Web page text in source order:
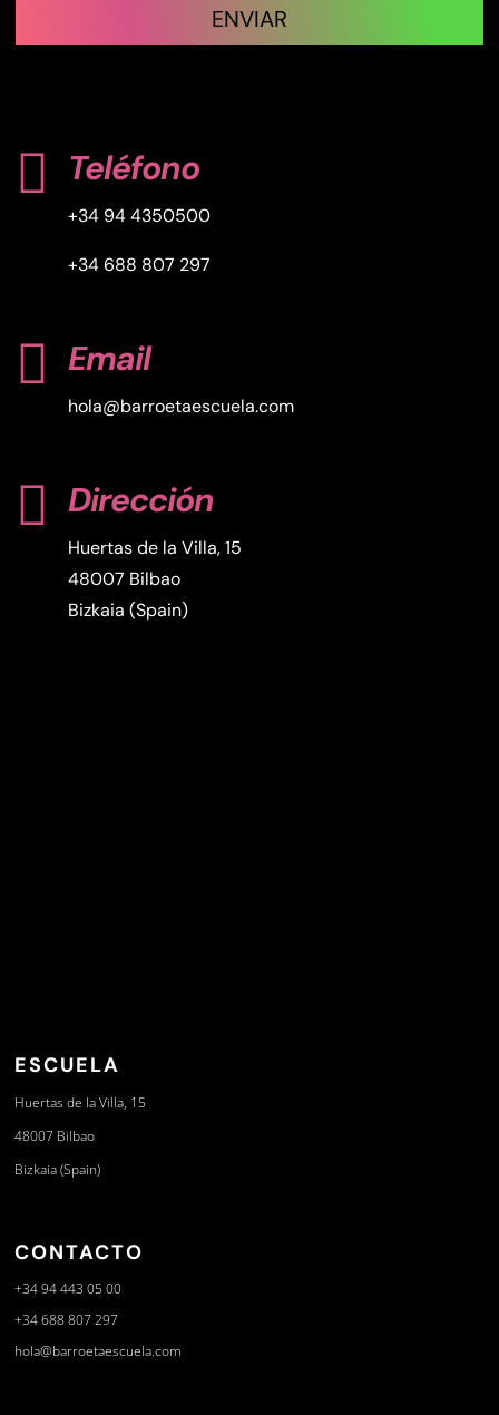
ENVIAR
 Teléfono
+34 94 4350500
+34 688 807 297
 Email
hola@barroetaescuela.com
 Dirección
Huertas de la Villa, 15
48007 Bilbao
Bizkaia (Spain)
ESCUELA
Huertas de la Villa, 15
48007 Bilbao
Bizkaia (Spain)
CONTACTO
+34 94 443 05 00
+34 688 807 297
hola@barroetaescuela.com